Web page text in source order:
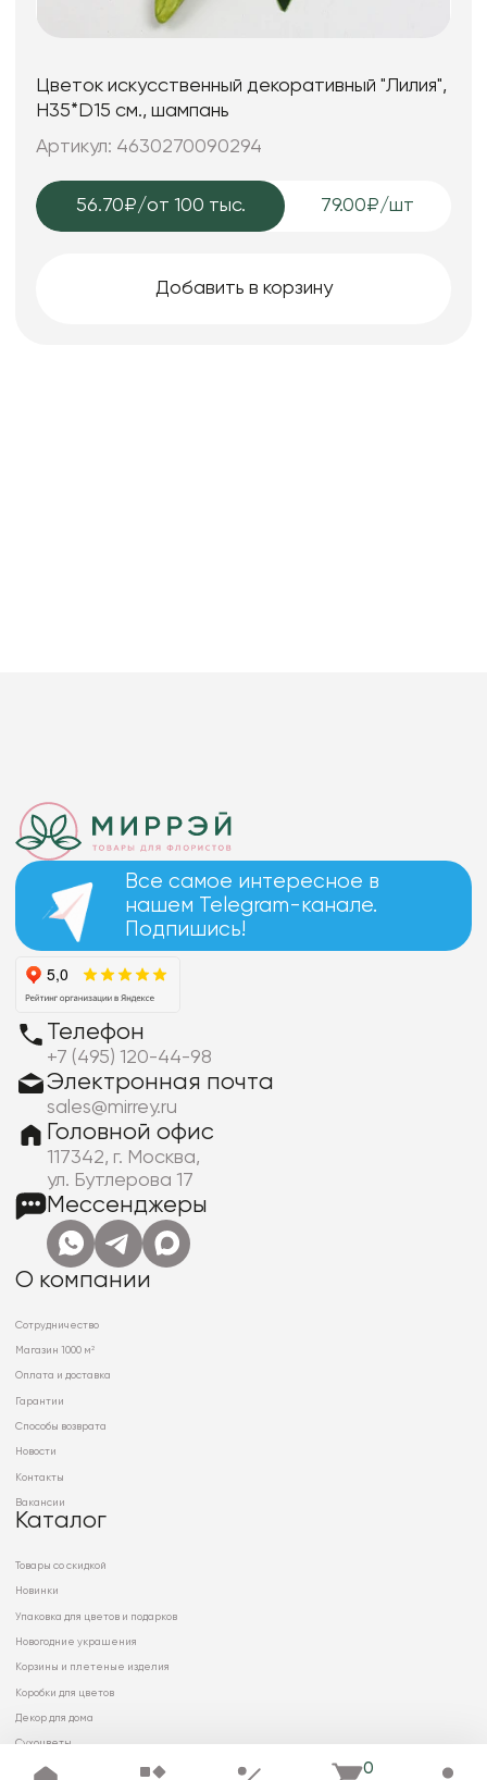
Цветок искусственный декоративный "Лилия",
H35*D15 см., шампань
Артикул: 4630270090294
56.70₽/от 100 тыс. 79.00₽/шт
Добавить в корзину
0
Все самое интересное в
нашем Telegram-канале.
Подпишись!
Телефон
+7 (495) 120-44-98
Электронная почта
sales@mirrey.ru
Головной офис
117342, г. Москва,
ул. Бутлерова 17
Мессенджеры
О компании
Сотрудничество
Магазин 1000 м²
Оплата и доставка
Гарантии
Способы возврата
Новости
Контакты
Вакансии
Каталог
Товары со скидкой
Новинки
Упаковка для цветов и подарков
Новогодние украшения
Корзины и плетеные изделия
Коробки для цветов
Декор для дома
Сухоцветы